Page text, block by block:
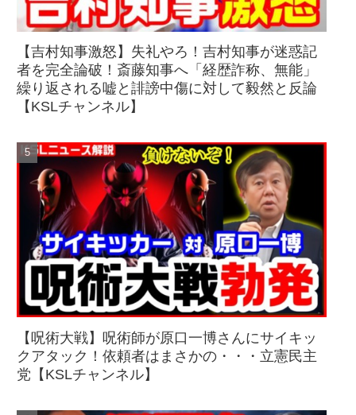
【吉村知事激怒】失礼やろ！吉村知事が迷惑記
者を完全論破！斎藤知事へ「経歴詐称、無能」
繰り返される嘘と誹謗中傷に対して毅然と反論
【KSLチャンネル】
【呪術大戦】呪術師が原口一博さんにサイキッ
クアタック！依頼者はまさかの・・・立憲民主
党【KSLチャンネル】